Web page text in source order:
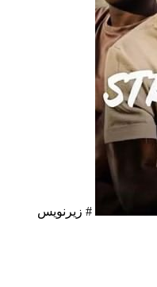
# زیرنویس